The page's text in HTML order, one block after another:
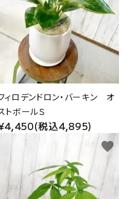
ィロデンドロン・バーキン オ
トボールＳ
税込4,895)
favorite